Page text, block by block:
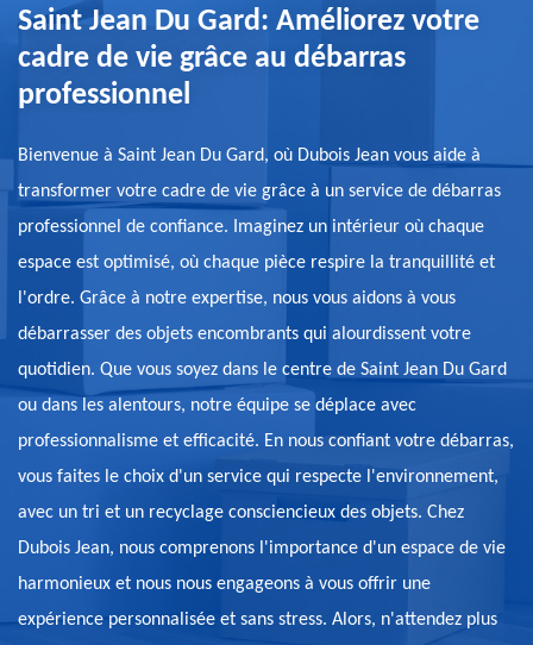
Saint Jean Du Gard: Améliorez votre
cadre de vie grâce au débarras
professionnel
Bienvenue à Saint Jean Du Gard, où Dubois Jean vous aide à
transformer votre cadre de vie grâce à un service de débarras
professionnel de confiance. Imaginez un intérieur où chaque
espace est optimisé, où chaque pièce respire la tranquillité et
l'ordre. Grâce à notre expertise, nous vous aidons à vous
débarrasser des objets encombrants qui alourdissent votre
quotidien. Que vous soyez dans le centre de Saint Jean Du Gard
ou dans les alentours, notre équipe se déplace avec
professionnalisme et efficacité. En nous confiant votre débarras,
vous faites le choix d'un service qui respecte l'environnement,
avec un tri et un recyclage consciencieux des objets. Chez
Dubois Jean, nous comprenons l'importance d'un espace de vie
harmonieux et nous nous engageons à vous offrir une
expérience personnalisée et sans stress. Alors, n'attendez plus